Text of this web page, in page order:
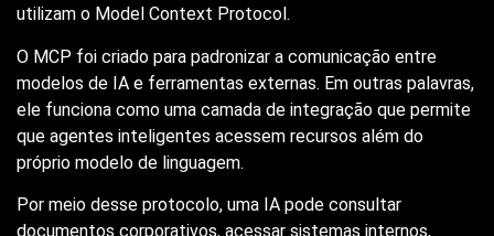
utilizam o Model Context Protocol.
O MCP foi criado para padronizar a comunicação entre
modelos de IA e ferramentas externas. Em outras palavras,
ele funciona como uma camada de integração que permite
que agentes inteligentes acessem recursos além do
próprio modelo de linguagem.
Por meio desse protocolo, uma IA pode consultar
documentos corporativos, acessar sistemas internos,